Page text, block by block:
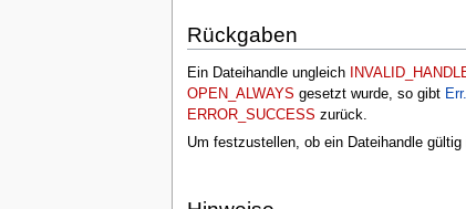
Rückgaben
Ein Dateihandle ungleich
OPEN_ALWAYS gesetzt wurde, so gibt
ERROR_SUCCESS zurück.
Um festzustellen, ob ein Dateihandle